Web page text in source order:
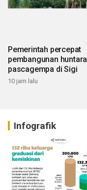
Pemerintah percepat
pembangunan huntara
pascagempa di Sigi
10 jam lalu
Infografik